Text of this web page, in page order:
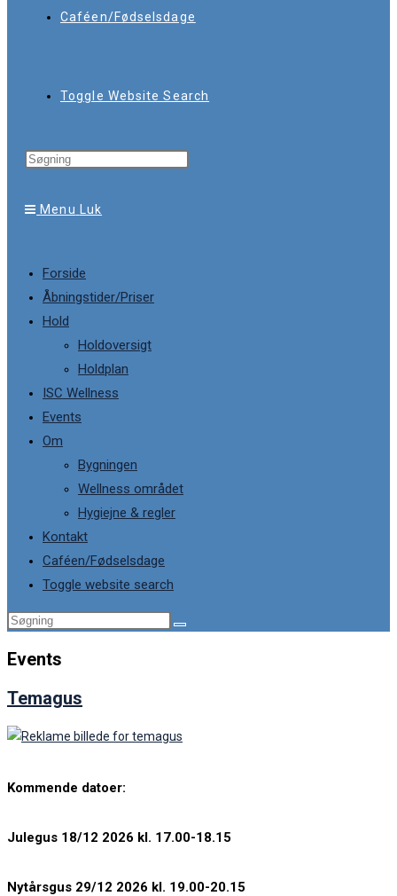
Caféen/Fødselsdage
Toggle Website Search
Menu Luk
Forside
Åbningstider/Priser
Hold
Holdoversigt
Holdplan
ISC Wellness
Events
Om
Bygningen
Wellness området
Hygiejne & regler
Kontakt
Caféen/Fødselsdage
Toggle website search
Events
Temagus
Kommende datoer:
Julegus 18/12 2026 kl. 17.00-18.15
Nytårsgus 29/12 2026 kl. 19.00-20.15